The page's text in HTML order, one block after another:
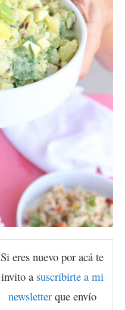
Si eres nuevo por acá te
invito asuscribirte a mi
newsletterque envío